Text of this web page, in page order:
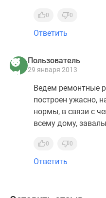
0 0
Ответить
Пользователь
29 января 2013
Ведем ремонтные
построен ужасно,
нормы, в связи с
всему дому,
0 0
Ответить